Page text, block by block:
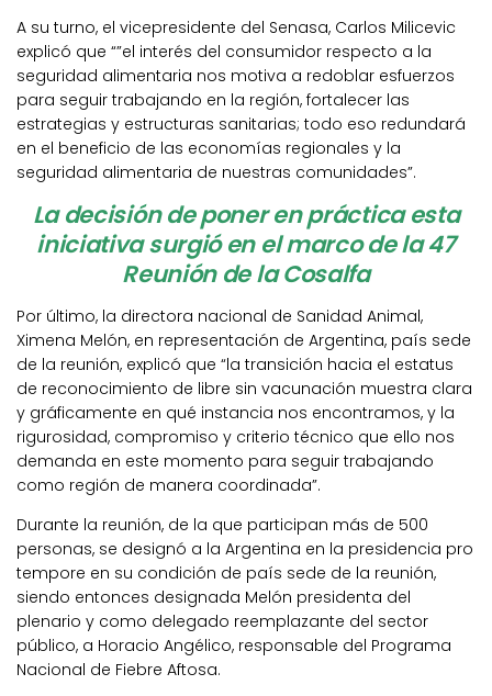
A su turno, el vicepresidente del Senasa, Carlos Milicevic
explicó que “”el interés del consumidor respecto a la
seguridad alimentaria nos motiva a redoblar esfuerzos
para seguir trabajando en la región, fortalecer las
estrategias y estructuras sanitarias; todo eso redundará
en el beneficio de las economías regionales y la
seguridad alimentaria de nuestras comunidades”.
La decisión de poner en práctica esta
iniciativa surgió en el marco de la 47
Reunión de la Cosalfa
Por último, la directora nacional de Sanidad Animal,
Ximena Melón, en representación de Argentina, país sede
de la reunión, explicó que “la transición hacia el estatus
de reconocimiento de libre sin vacunación muestra clara
y gráficamente en qué instancia nos encontramos, y la
rigurosidad, compromiso y criterio técnico que ello nos
demanda en este momento para seguir trabajando
como región de manera coordinada”.
Durante la reunión, de la que participan más de 500
personas, se designó a la Argentina en la presidencia pro
tempore en su condición de país sede de la reunión,
siendo entonces designada Melón presidenta del
plenario y como delegado reemplazante del sector
público, a Horacio Angélico, responsable del Programa
Nacional de Fiebre Aftosa.